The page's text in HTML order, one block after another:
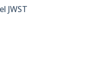
JWST